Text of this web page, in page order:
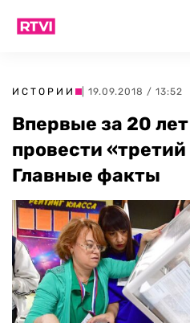
ИСТОРИИ | 19.09.2018 / 13:52
Впервые за 20
провести
Главные факты